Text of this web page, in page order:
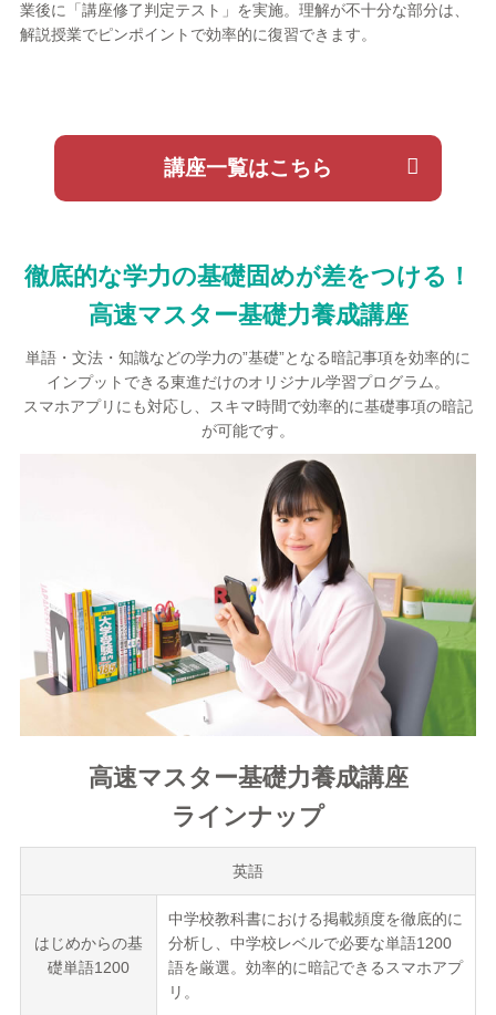
業後に「講座修了判定テスト」を実施。理解が不十分な部分は、
解説授業でピンポイントで効率的に復習できます。
講座一覧はこちら
徹底的な学力の基礎固めが差をつける！
高速マスター基礎力養成講座
単語・文法・知識などの学力の”基礎”となる暗記事項を効率的に
インプットできる東進だけのオリジナル学習プログラム。
スマホアプリにも対応し、スキマ時間で効率的に基礎事項の暗記
が可能です。
高速マスター基礎力養成講座
ラインナップ
英語
はじめからの基
礎単語1200
中学校教科書における掲載頻度を徹底的に
分析し、中学校レベルで必要な単語1200
語を厳選。効率的に暗記できるスマホアプ
リ。